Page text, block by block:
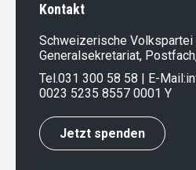
Kontakt
Schweizerische Volkspartei
Generalsekretariat,
Tel.031 300 58 58 | E-Mail:
0023 5235 8557 0001 Y
Jetzt spenden